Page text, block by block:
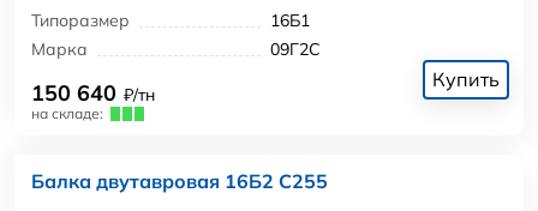
Типоразмер
16Б1
Марка
09Г2С
150 640 ₽/тн
на складе:
Купить
Балка двутавровая 16Б2 С255